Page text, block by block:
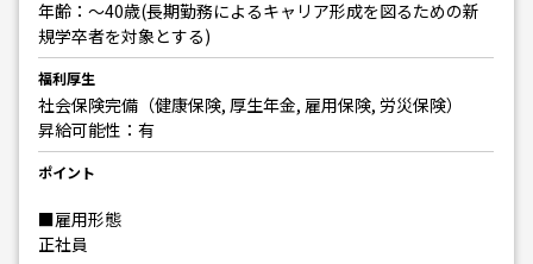
年齢：～40歳(長期勤務によるキャリア形成を図るための新
規学卒者を対象とする)
福利厚生
社会保険完備（健康保険, 厚生年金, 雇用保険, 労災保険）
昇給可能性：有
ポイント
■雇用形態
正社員